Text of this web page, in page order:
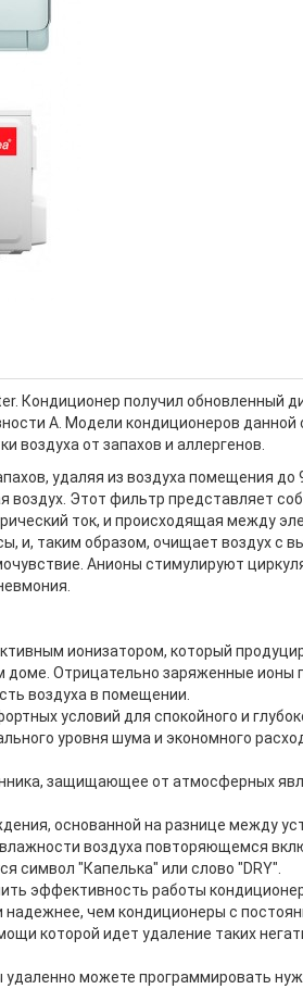
Кондиционер получил обновленный
А. Модели кондиционеров
воздуха от запахов и аллергенов.
удаляя из воздуха помещения до
воздух. Этот фильтр представляет
ток, и происходящая между
и, таким образом, очищает воздух
Анионы стимулируют
ионизатором, который
Отрицательно заряженные ионы
воздуха в помещении.
условий для спокойного и
уровня шума и экономного
защищающее от атмосферных
основанной на разнице между
воздуха повторяющемся
символ "Капелька" или слово "DRY".
эффективность работы
чем кондиционеры с
которой идет удаление таких
удаленно можете программировать